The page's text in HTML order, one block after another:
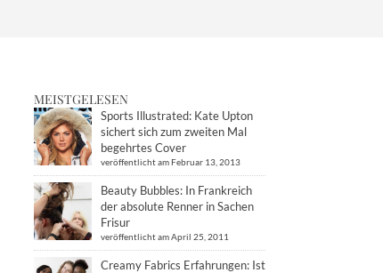
MEISTGELESEN
Sports Illustrated: Kate Upton
sichert sich zum zweiten Mal
begehrtes Cover
veröffentlicht am Februar 13, 2013
Beauty Bubbles: In Frankreich
der absolute Renner in Sachen
Frisur
veröffentlicht am April 25, 2011
Creamy Fabrics Erfahrungen: Ist